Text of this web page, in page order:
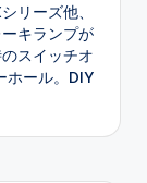
リーズ他、
キランプが
スイッチオ
ホール。DIY